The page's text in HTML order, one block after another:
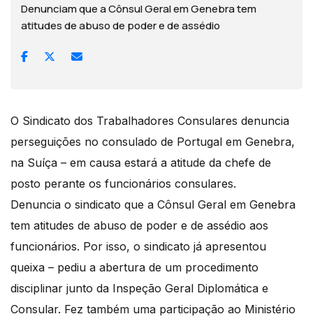
Denunciam que a Cônsul Geral em Genebra tem
atitudes de abuso de poder e de assédio
O Sindicato dos Trabalhadores Consulares denuncia
perseguições no consulado de Portugal em Genebra,
na Suíça – em causa estará a atitude da chefe de
posto perante os funcionários consulares.
Denuncia o sindicato que a Cônsul Geral em Genebra
tem atitudes de abuso de poder e de assédio aos
funcionários. Por isso, o sindicato já apresentou
queixa – pediu a abertura de um procedimento
disciplinar junto da Inspeção Geral Diplomática e
Consular. Fez também uma participação ao Ministério